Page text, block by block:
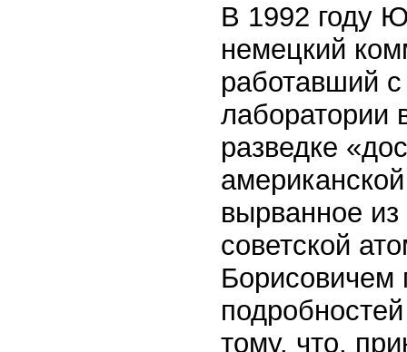
В 1992 году
немецкий
работавший
лаборатории
разведке
вырванное из
советской
Борисовичем
тому, что,